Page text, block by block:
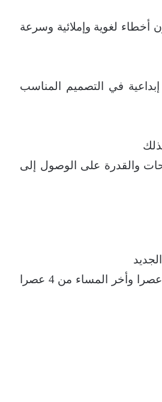
أخطاء لغوية وإملائية وسرعة
في التصميم المناسب
والقدرة على الوصول إلى
نوع التوظيف: دوام كامل (هنالك دوام فترة الصباح من 8صباحا وحتى 4 عصرا وأخر المساء من 4 عصرا